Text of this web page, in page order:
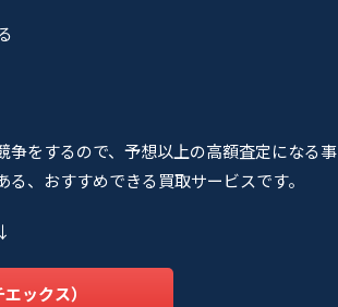
をするので、予想以上の高額査定になる事
、おすすめできる買取サービスです。
ックス）